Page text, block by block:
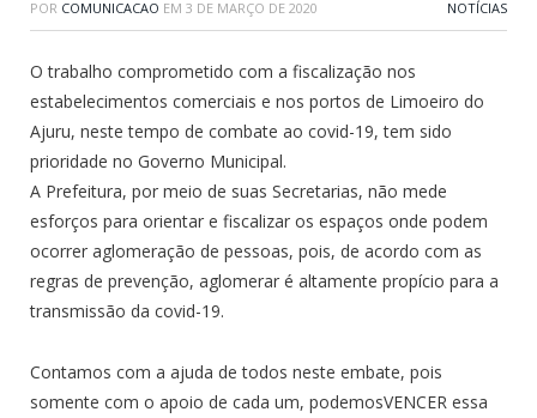
POR COMUNICACAO EM 3 DE MARÇO DE 2020 NOTÍCIAS
O trabalho comprometido com a fiscalização nos
estabelecimentos comerciais e nos portos de Limoeiro do
Ajuru, neste tempo de combate ao covid-19, tem sido
prioridade no Governo Municipal.
A Prefeitura, por meio de suas Secretarias, não mede
esforços para orientar e fiscalizar os espaços onde podem
ocorrer aglomeração de pessoas, pois, de acordo com as
regras de prevenção, aglomerar é altamente propício para a
transmissão da covid-19.
Contamos com a ajuda de todos neste embate, pois
somente com o apoio de cada um, podemosVENCER essa